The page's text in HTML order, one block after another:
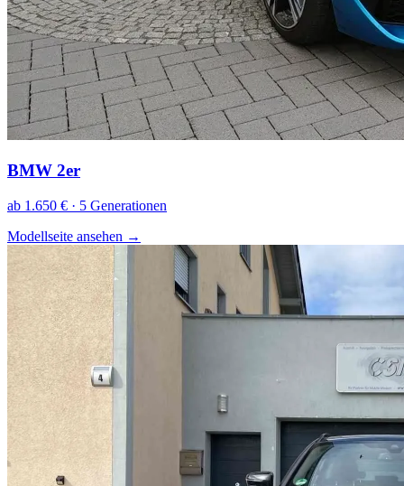
BMW 2er
ab 1.650 € · 5 Generationen
Modellseite ansehen →